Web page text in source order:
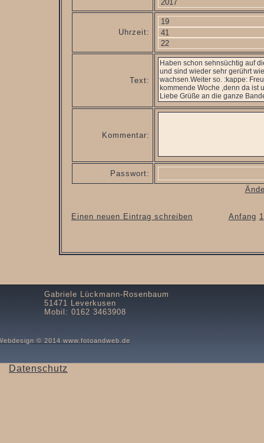
Uhrzeit:
Text:
Kommentar:
Passwort:
Einen neuen Eintrag schreiben Anfang 1
Gabriele Lückmann-Rosenbaum
51471 Leverkusen
Mobil: 0162 3463908
© 2014 www.fotoandweb.de
Datenschutz